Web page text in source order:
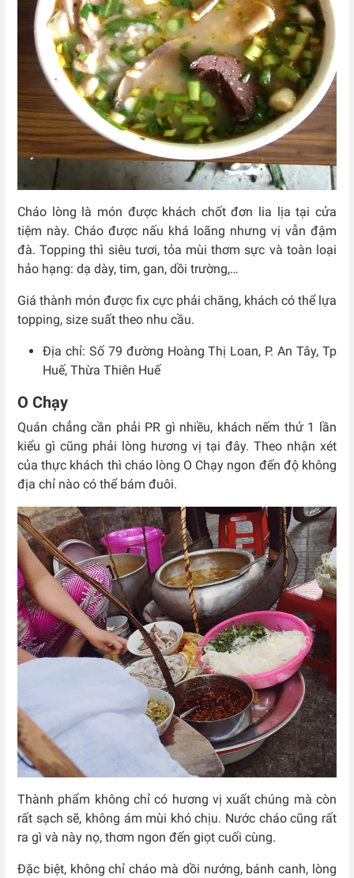
Cháo lòng là món được khách chốt đơn lia lịa tại cửa
tiệm này. Cháo được nấu khá loãng nhưng vị vẫn đậm
đà. Topping thì siêu tươi, tỏa mùi thơm sực và toàn loại
hảo hạng: dạ dày, tim, gan, dồi trường,…
Giá thành món được fix cực phải chăng, khách có thể lựa
topping, size suất theo nhu cầu.
Địa chỉ: Số79 đường Hoàng Thị Loan, P. An Tây, Tp
Huế, Thừa Thiên Huế
O Chạy
Quán chẳng cần phải PR gì nhiều, khách nếm thử 1 lần
kiểu gì cũng phải lòng hương vị tại đây. Theo nhận xét
của thực khách thì cháo lòng O Chạy ngon đến độ không
địa chỉ nào có thể bám đuôi.
Thành phẩm không chỉ có hương vị xuất chúng mà còn
rất sạch sẽ, không ám mùi khó chịu. Nước cháo cũng rất
ra gì và này nọ, thơm ngon đến giọt cuối cùng.
Đặc biệt, không chỉ cháo mà dồi nướng, bánh canh, lòng